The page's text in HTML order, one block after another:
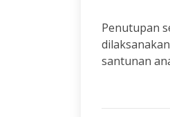
Penutupan
santunan